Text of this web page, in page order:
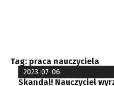
Tag: praca nauczyciela
2023-07-06
Skandal! Nauczyciel